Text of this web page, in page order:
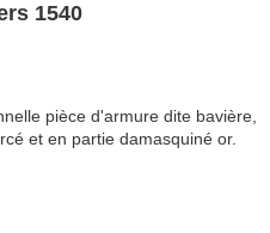
1540